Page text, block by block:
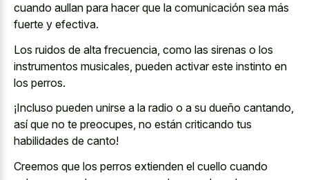
cuando aullan para hacer que la comunicación sea más
fuerte y efectiva.
Los ruidos de alta frecuencia, como las sirenas o los
instrumentos musicales, pueden activar este instinto en
los perros.
¡Incluso pueden unirse a la radio o a su dueño cantando,
así que no te preocupes, no están criticando tus
habilidades de canto!
Creemos que los perros extienden el cuello cuando